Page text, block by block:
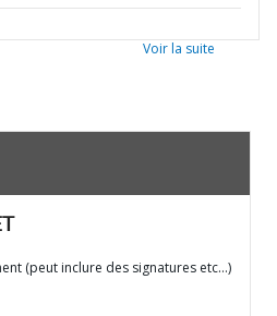
Voir la suite
(peut inclure des signatures etc…)